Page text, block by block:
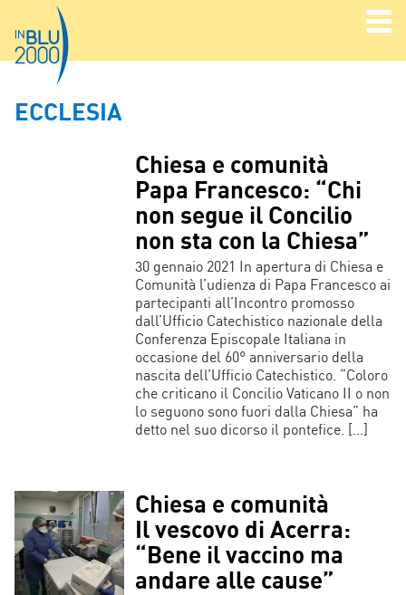
ECCLESIA
Chiesa e comunità
Papa Francesco: “Chi
non segue il Concilio
non sta con la Chiesa”
30 gennaio 2021 In apertura di Chiesa e
Comunità l’udienza di Papa Francesco ai
partecipanti all’Incontro promosso
dall’Ufficio Catechistico nazionale della
Conferenza Episcopale Italiana in
occasione del 60° anniversario della
nascita dell’Ufficio Catechistico. “Coloro
che criticano il Concilio Vaticano II o non
lo seguono sono fuori dalla Chiesa” ha
detto nel suo dicorso il pontefice. […]
Chiesa e comunità
Il vescovo di Acerra:
“Bene il vaccino ma
andare alle cause”